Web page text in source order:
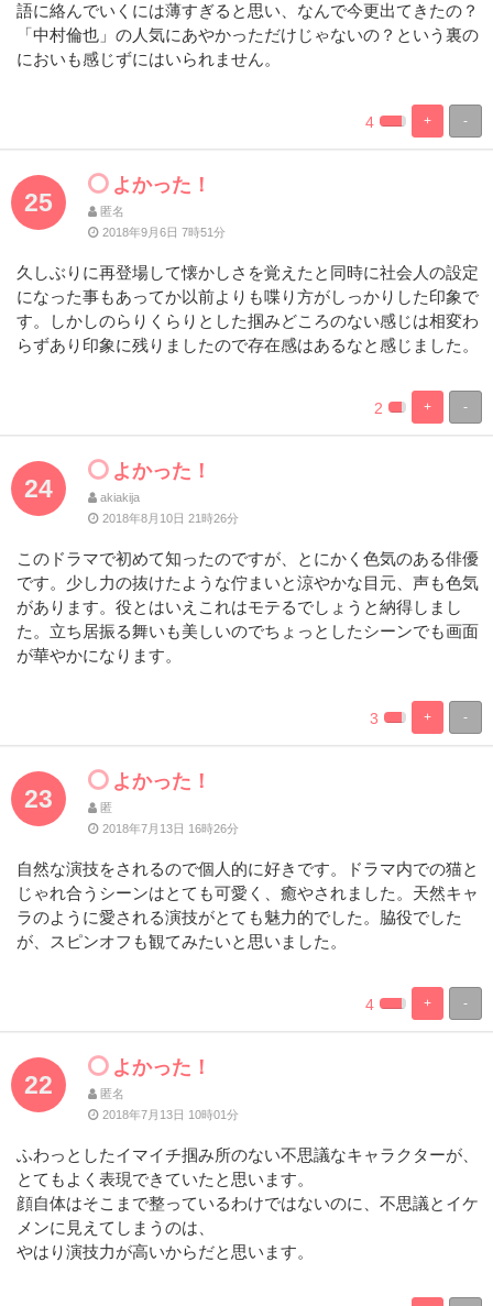
語に絡んでいくには薄すぎると思い、なんで今更出てきたの？
「中村倫也」の人気にあやかっただけじゃないの？という裏の
においも感じずにはいられません。
-
+
%
Complete
100%
Complete
4
25
よかった！
匿名
2018年9月6日 7時51分
久しぶりに再登場して懐かしさを覚えたと同時に社会人の設定
になった事もあってか以前よりも喋り方がしっかりした印象で
す。しかしのらりくらりとした掴みどころのない感じは相変わ
らずあり印象に残りましたので存在感はあるなと感じました。
-
+
%
Complete
100%
Complete
2
24
よかった！
akiakija
2018年8月10日 21時26分
このドラマで初めて知ったのですが、とにかく色気のある俳優
です。少し力の抜けたような佇まいと涼やかな目元、声も色気
があります。役とはいえこれはモテるでしょうと納得しまし
た。立ち居振る舞いも美しいのでちょっとしたシーンでも画面
が華やかになります。
-
+
%
Complete
100%
Complete
3
23
よかった！
匿
2018年7月13日 16時26分
自然な演技をされるので個人的に好きです。ドラマ内での猫と
じゃれ合うシーンはとても可愛く、癒やされました。天然キャ
ラのように愛される演技がとても魅力的でした。脇役でした
が、スピンオフも観てみたいと思いました。
-
+
%
Complete
100%
Complete
4
22
よかった！
匿名
2018年7月13日 10時01分
ふわっとしたイマイチ掴み所のない不思議なキャラクターが、
とてもよく表現できていたと思います。
顔自体はそこまで整っているわけではないのに、不思議とイケ
メンに見えてしまうのは、
やはり演技力が高いからだと思います。